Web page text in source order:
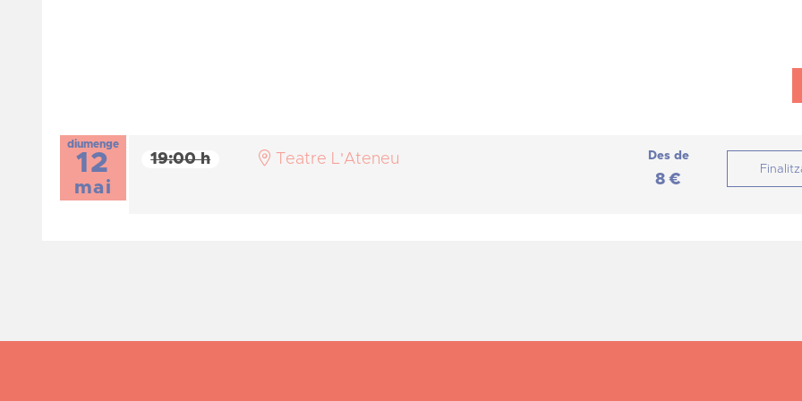
diumenge
12
mai
19:00 h Teatre L'Ateneu Des de
8 €